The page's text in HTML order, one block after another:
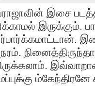
இசை
இருக்கும்.